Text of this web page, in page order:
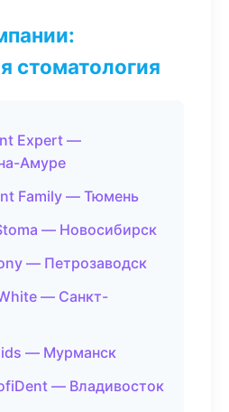
стоматология
Expert —
Амуре
Family — Тюмень
— Новосибирск
— Петрозаводск
— Санкт-
— Мурманск
— Владивосток